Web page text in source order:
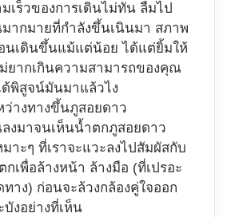
เร็วของการเดินไม่ทัน ลืมไป
ากมายที่กำลังขึ้นเนินมา สภาพ
นเดินขึ้นแม้แต่น้อย ได้แต่ยิ้มให้
ยากเกินความสามารถของคุณ
ด้พิสูจน์มันมาแล้วไง
ลงมาจนเห็นน้ำตกภูสอยดาว
าะๆ ที่เราจะแวะลงไปสัมผัสกับ
เพื่อล้างหน้า ล้างมือ (ที่เปรอะ
าง) ก่อนจะล้วงกล้องคู่ใจออก
งอย่างที่เห็น